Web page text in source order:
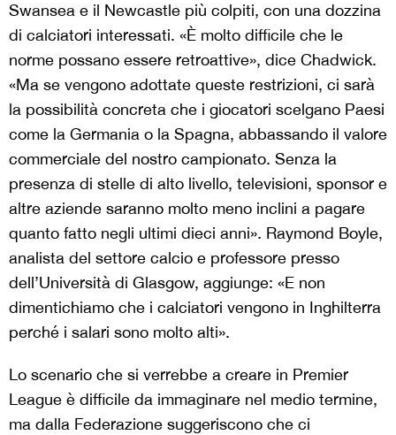
Swansea e il Newcastle più colpiti, con una dozzina
di calciatori interessati. «È molto difficile che le
norme possano essere retroattive», dice Chadwick.
«Ma se vengono adottate queste restrizioni, ci sarà
la possibilità concreta che i giocatori scelgano Paesi
come la Germania o la Spagna, abbassando il valore
commerciale del nostro campionato. Senza la
presenza di stelle di alto livello, televisioni, sponsor e
altre aziende saranno molto meno inclini a pagare
quanto fatto negli ultimi dieci anni». Raymond Boyle,
analista del settore calcio e professore presso
dell’Università di Glasgow, aggiunge: «E non
dimentichiamo che i calciatori vengono in Inghilterra
perché i salari sono molto alti».
Lo scenario che si verrebbe a creare in Premier
League è difficile da immaginare nel medio termine,
ma dalla Federazione suggeriscono che ci